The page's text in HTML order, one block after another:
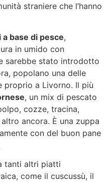
straniere che l’hanno
a base di pesce,
in umido con
sarebbe stato introdotto
popolano una delle
proprio a Livorno. Il più
, un mix di pescato
cozze, tracina,
ancora. È una zuppa
con del buon pane
tanti altri piatti
come il cuscussù, il